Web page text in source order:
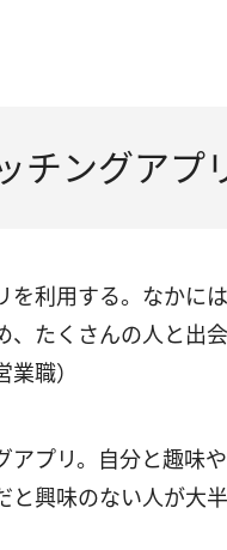
チングアプ
を利用する。なかに
、たくさんの人と出
職）
アプリ。自分と趣味
と興味のない人が大